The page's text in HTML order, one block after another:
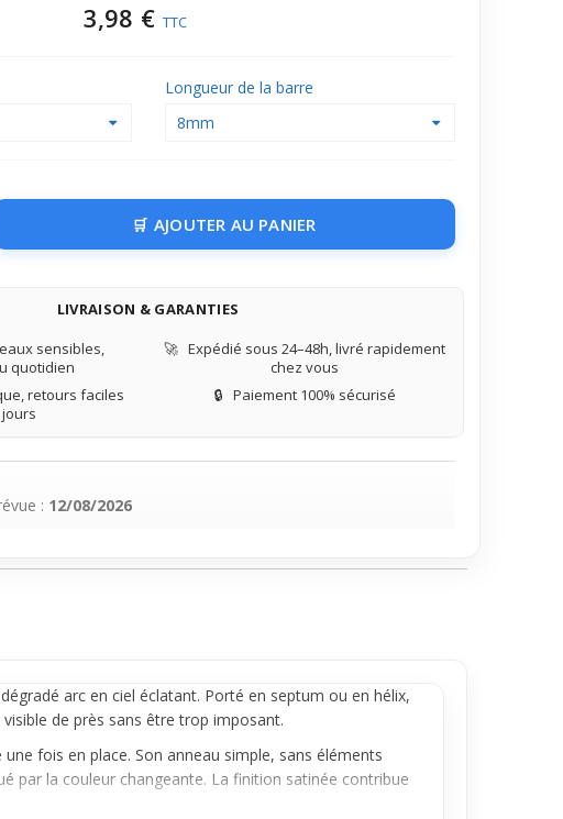
3,98 € TTC
Longueur de la barre
8mm
AJOUTER AU PANIER
LIVRAISON & GARANTIES
sensibles,
quotidien
🚀 Expédié sous 24–48h, livré rapidement
chez vous
retours faciles
🔒 Paiement 100% sécurisé
: 12/08/2026
arc en ciel éclatant. Porté en septum ou en hélix,
de près sans être trop imposant.
fois en place. Son anneau simple, sans éléments
par la couleur changeante. La finition satinée contribue